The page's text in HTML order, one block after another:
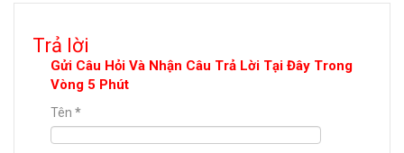
Trả lời
Gửi Câu Hỏi Và Nhận Câu Trả Lời Tại Đây Trong
Vòng 5 Phút
Tên *